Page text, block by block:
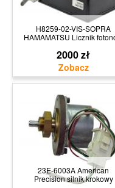
H8259-02-VIS-SOPRA
HAMAMATSU Licznik
2000 zł
23E-6003A American
Precision silnik krokowy